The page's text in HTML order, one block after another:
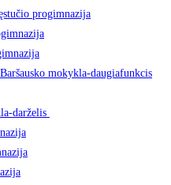
progimnazija
mokykla-daugiafunkcis
darželis